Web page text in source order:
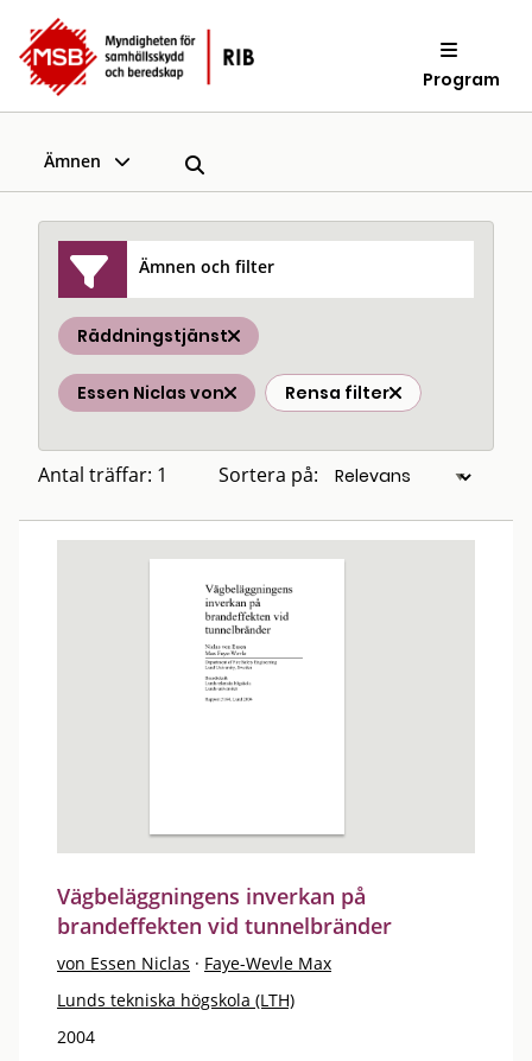
Program
Ämnen
Ämnen och filter
Räddningstjänst
Essen Niclas von Rensa filter
Antal träffar: 1 Sortera på:
Vägbeläggningens inverkan på
brandeffekten vid tunnelbränder
von Essen Niclas · Faye-Wevle Max
Lunds tekniska högskola (LTH)
2004